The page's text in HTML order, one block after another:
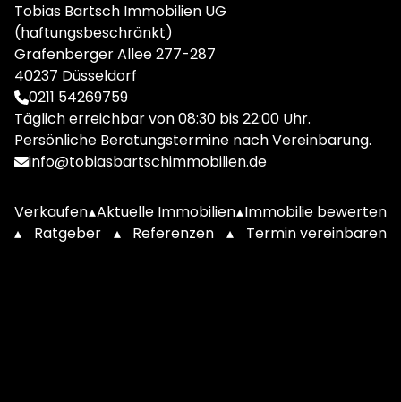
Tobias Bartsch Immobilien UG
(haftungsbeschränkt)
Grafenberger Allee 277-287
40237 Düsseldorf
0211 54269759
Täglich erreichbar von 08:30 bis 22:00 Uhr.
Persönliche Beratungstermine nach Vereinbarung.
info@tobiasbartschimmobilien.de
Verkaufen▴Aktuelle Immobilien▴Immobilie bewerten
▴
Ratgeber ▴ Referenzen ▴ Termin vereinbaren